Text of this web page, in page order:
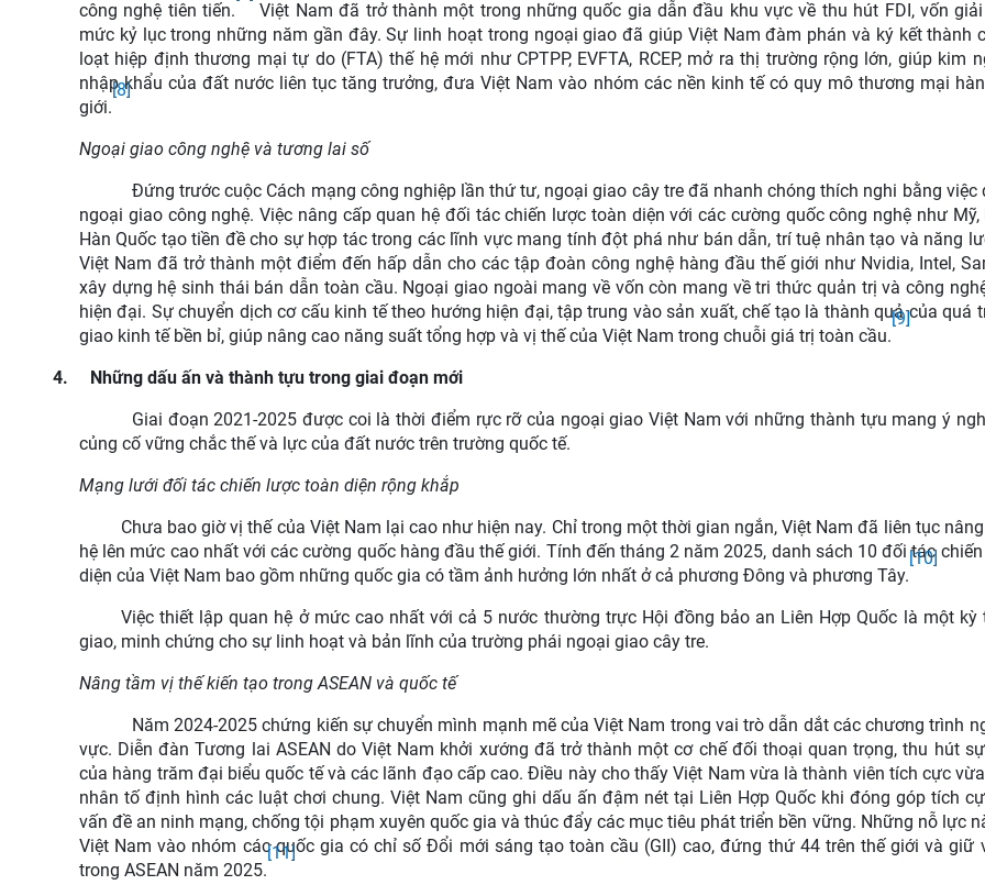
công nghệ tiên tiến.
Việt Nam đã trở thành một trong những quốc gia dẫn đầu khu vực về thu hút FDI, vốn
mức kỷ lục trong những năm gần đây. Sự linh hoạt trong ngoại giao đã giúp Việt Nam đàm phán và ký kết thành
loạt hiệp định thương mại tự do (FTA) thế hệ mới như CPTPP, EVFTA, RCEP, mở ra thị trường rộng lớn, giúp kim
nhập khẩu của đất nước liên tục tăng trưởng, đưa Việt Nam vào nhóm các nền kinh tế có quy mô thương mại
giới.
[8]
Ngoại giao công nghệ và tương lai số
Đứng trước cuộc Cách mạng công nghiệp lần thứ tư, ngoại giao cây tre đã nhanh chóng thích nghi bằng việc
ngoại giao công nghệ. Việc nâng cấp quan hệ đối tác chiến lược toàn diện với các cường quốc công nghệ như Mỹ,
Hàn Quốc tạo tiền đề cho sự hợp tác trong các lĩnh vực mang tính đột phá như bán dẫn, trí tuệ nhân tạo và năng
Việt Nam đã trở thành một điểm đến hấp dẫn cho các tập đoàn công nghệ hàng đầu thế giới như Nvidia, Intel,
xây dựng hệ sinh thái bán dẫn toàn cầu. Ngoại giao ngoài mang về vốn còn mang về tri thức quản trị và công
hiện đại. Sự chuyển dịch cơ cấu kinh tế theo hướng hiện đại, tập trung vào sản xuất, chế tạo là thành quả của quá
giao kinh tế bền bỉ, giúp nâng cao năng suất tổng hợp và vị thế của Việt Nam trong chuỗi giá trị toàn cầu.
[9]
4.
Những dấu ấn và thành tựu trong giai đoạn mới
Giai đoạn 2021-2025 được coi là thời điểm rực rỡ của ngoại giao Việt Nam với những thành tựu mang ý
củng cố vững chắc thế và lực của đất nước trên trường quốc tế.
Mạng lưới đối tác chiến lược toàn diện rộng khắp
Chưa bao giờ vị thế của Việt Nam lại cao như hiện nay. Chỉ trong một thời gian ngắn, Việt Nam đã liên tục
hệ lên mức cao nhất với các cường quốc hàng đầu thế giới. Tính đến tháng 2 năm 2025, danh sách 10 đối tác
diện của Việt Nam bao gồm những quốc gia có tầm ảnh hưởng lớn nhất ở cả phương Đông và phương Tây.
[10]
Việc thiết lập quan hệ ở mức cao nhất với cả 5 nước thường trực Hội đồng bảo an Liên Hợp Quốc là một kỳ
giao, minh chứng cho sự linh hoạt và bản lĩnh của trường phái ngoại giao cây tre.
Nâng tầm vị thế kiến tạo trong ASEAN và quốc tế
Năm 2024-2025 chứng kiến sự chuyển mình mạnh mẽ của Việt Nam trong vai trò dẫn dắt các chương trình
vực. Diễn đàn Tương lai ASEAN do Việt Nam khởi xướng đã trở thành một cơ chế đối thoại quan trọng, thu hút
của hàng trăm đại biểu quốc tế và các lãnh đạo cấp cao. Điều này cho thấy Việt Nam vừa là thành viên tích cực
nhân tố định hình các luật chơi chung. Việt Nam cũng ghi dấu ấn đậm nét tại Liên Hợp Quốc khi đóng góp tích
vấn đề an ninh mạng, chống tội phạm xuyên quốc gia và thúc đẩy các mục tiêu phát triển bền vững. Những nỗ lực
Việt Nam vào nhóm các quốc gia có chỉ số Đổi mới sáng tạo toàn cầu (GII) cao, đứng thứ 44 trên thế giới và giữ
trong ASEAN năm 2025.
[11]